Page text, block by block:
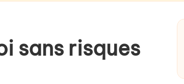
qu’il faut savoir
sans risques